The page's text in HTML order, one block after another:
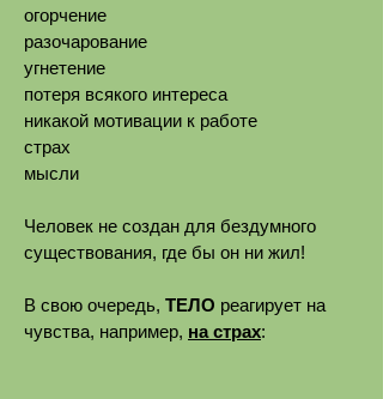
огорчение
разочарование
угнетение
потеря всякого интереса
никакой мотивации к работе
страх
мысли
Человек не создан для бездумного
существования, где бы он ни жил!
В свою очередь, ТЕЛО реагирует на
чувства, например, на страх: